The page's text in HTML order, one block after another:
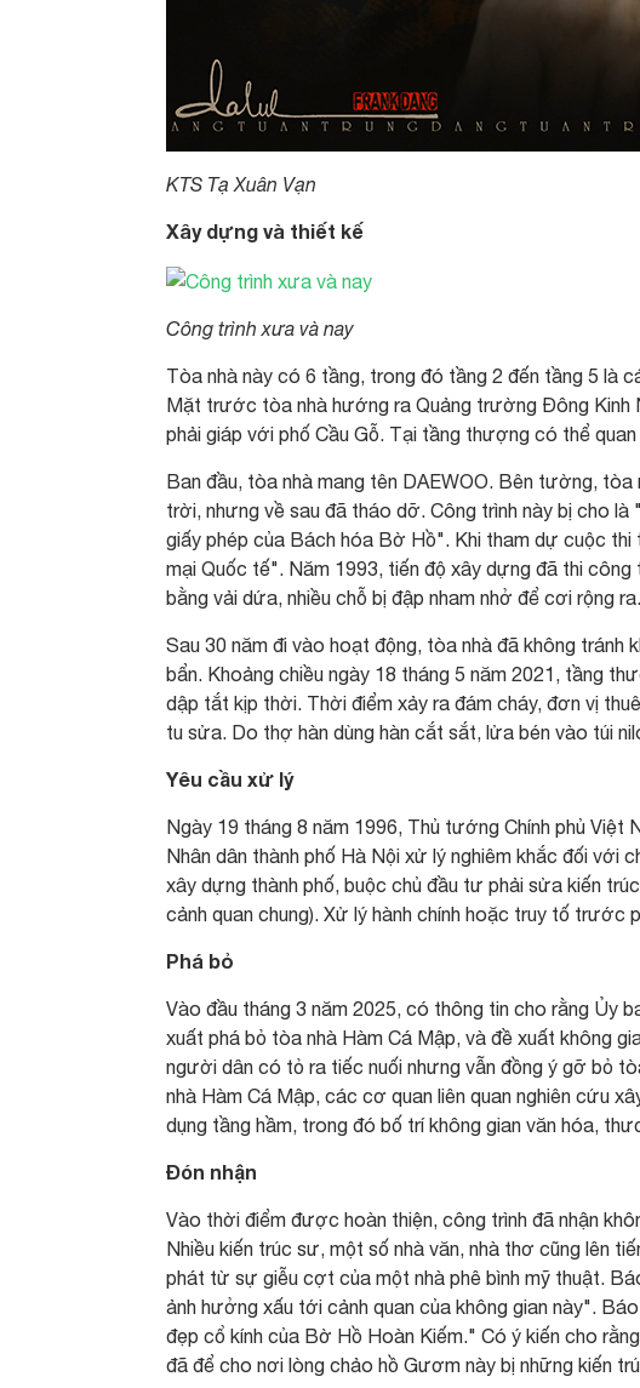
KTS Tạ Xuân Vạn
Xây dựng và thiết kế
Công trình xưa và nay
Tòa nhà này có 6 tầng, trong đó tầng 2 đến tầng 5 là
Mặt trước tòa nhà hướng ra Quảng trường Đông Kinh
phải giáp với phố Cầu Gỗ. Tại tầng thượng có thể
Ban đầu, tòa nhà mang tên DAEWOO. Bên tường,
trời, nhưng về sau đã tháo dỡ. Công trình này bị cho
giấy phép của Bách hóa Bờ Hồ". Khi tham dự cuộc
mại Quốc tế". Năm 1993, tiến độ xây dựng đã thi
bằng vải dứa, nhiều chỗ bị đập nham nhở để cơi rộng ra.
Sau 30 năm đi vào hoạt động, tòa nhà đã không tránh
bẩn. Khoảng chiều ngày 18 tháng 5 năm 2021, tầng
dập tắt kịp thời. Thời điểm xảy ra đám cháy, đơn vị
tu sửa. Do thợ hàn dùng hàn cắt sắt, lửa bén vào túi
Yêu cầu xử lý
Ngày 19 tháng 8 năm 1996, Thủ tướng Chính phủ
Nhân dân thành phố Hà Nội xử lý nghiêm khắc đối với
xây dựng thành phố, buộc chủ đầu tư phải sửa kiến
cảnh quan chung). Xử lý hành chính hoặc truy tố
Phá bỏ
Vào đầu tháng 3 năm 2025, có thông tin cho rằng Ủy
xuất phá bỏ tòa nhà Hàm Cá Mập, và đề xuất không
người dân có tỏ ra tiếc nuối nhưng vẫn đồng ý gỡ bỏ
nhà Hàm Cá Mập, các cơ quan liên quan nghiên cứu
dụng tầng hầm, trong đó bố trí không gian văn hóa,
Đón nhận
Vào thời điểm được hoàn thiện, công trình đã nhận
Nhiều kiến trúc sư, một số nhà văn, nhà thơ cũng lên
phát từ sự giễu cợt của một nhà phê bình mỹ thuật.
ảnh hưởng xấu tới cảnh quan của không gian này".
đẹp cổ kính của Bờ Hồ Hoàn Kiếm." Có ý kiến cho
đã để cho nơi lòng chảo hồ Gươm này bị những kiến